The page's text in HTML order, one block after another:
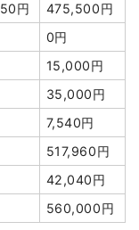
円
15,000円
30,000円
32,000円
78,000円
円
172,000円
円
36,000円
1,440,000
320,000円
850円
6,772,650
円
677,350円
7,450,000円
円
475,500円
0円
15,000円
35,000円
7,540円
517,960円
42,040円
560,000円